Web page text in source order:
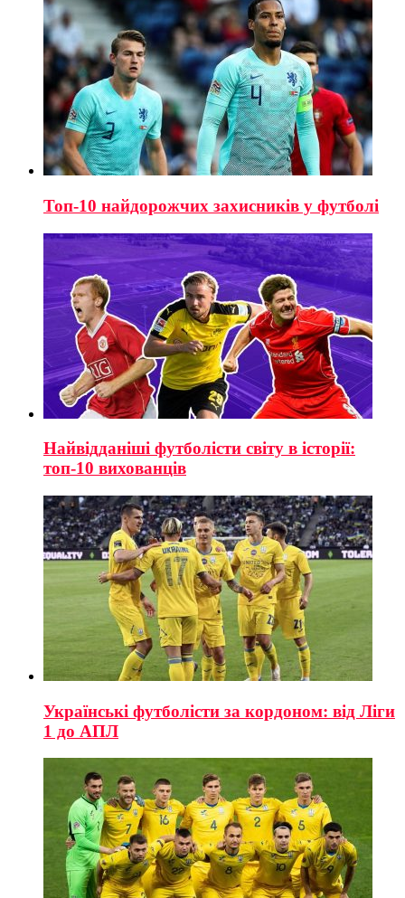
Топ-10 найдорожчих захисників у футболі
Найвідданіші футболісти світу в історії:
топ-10 вихованців
Українські футболісти за кордоном: від Ліги
1 до АПЛ